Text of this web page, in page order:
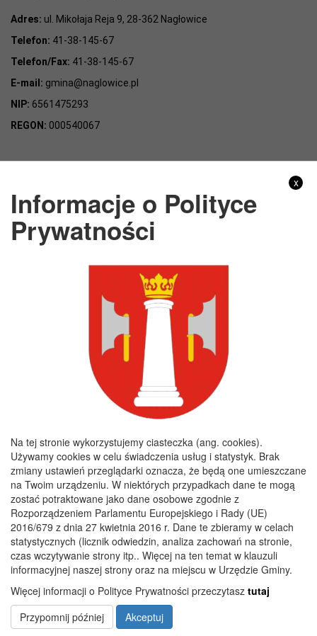
Adres: ul. Mikołaja Reja 9, 28-362 Nagłowice
Telefon: 41-38-145-67
Telefon/Fax: 41-38-145-67
E-mail: gmina@naglowice.pl
NIP: 6561475293
REGON: 000540067
Adres:ul. Mikołaja Reja 9, 28-362 Nagłowice
NIP:6562213721
REGON:
KONTO BANKOWE:
Bank Spółdzielczy Kielce o/Nagłowice
46 84930004 0110 0100 0332 0097
Rachunek odpady komunalne:
44 8493 0004 0110 0100 0332 0133
Godziny pracy
8:00 - 16:00
Środa :7:30 - 15:30
Czwartek :7:30 - 15:30
Piątek :7:30 - 15:30
Copyright 2019@ Urząd Gminy Nagłowice
x
Informacje o Polityce
Prywatności
Na tej stronie wykorzystujemy ciasteczka (ang. cookies).
Używamy cookies w celu świadczenia usług i statystyk. Brak
zmiany ustawień przeglądarki oznacza, że będą one umieszczane
na Twoim urządzeniu. W niektórych przypadkach dane te mogą
zostać potraktowane jako dane osobowe zgodnie z
Rozporządzeniem Parlamentu Europejskiego i Rady (UE)
2016/679 z dnia 27 kwietnia 2016 r. Dane te zbieramy w celach
statystycznych (licznik odwiedzin, analiza zachowań na stronie,
czas wczytywanie strony itp.. Więcej na ten temat w klauzuli
informacyjnej naszej strony oraz na miejscu w Urzędzie Gminy.
Więcej informacji o Polityce Prywatności przeczytasz tutaj
Przypomnij później
Akceptuj